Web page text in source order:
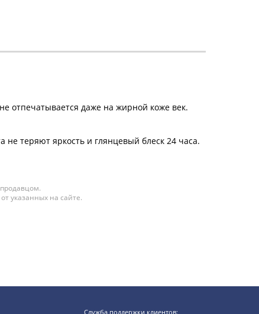
отпечатывается даже на жирной коже век.
теряют яркость и глянцевый блеск 24 часа.
указанных на сайте.
Служба поддержки клиентов: